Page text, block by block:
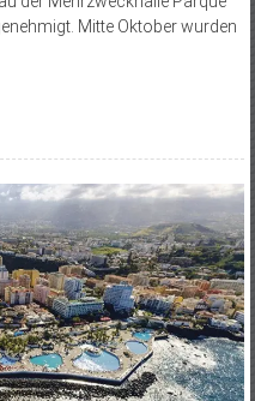
Mitte Oktober wurden